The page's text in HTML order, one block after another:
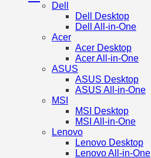
Dell
Dell Desktop
Dell All-in-One
Acer
Acer Desktop
Acer All-in-One
ASUS
ASUS Desktop
ASUS All-in-One
MSI
MSI Desktop
MSI All-in-One
Lenovo
Lenovo Desktop
Lenovo All-in-One